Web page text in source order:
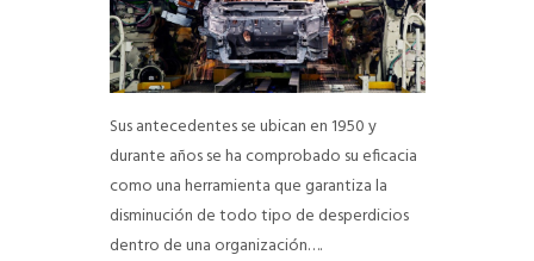
Sus antecedentes se ubican en 1950 y
durante años se ha comprobado su eficacia
como una herramienta que garantiza la
disminución de todo tipo de desperdicios
dentro de una organización….